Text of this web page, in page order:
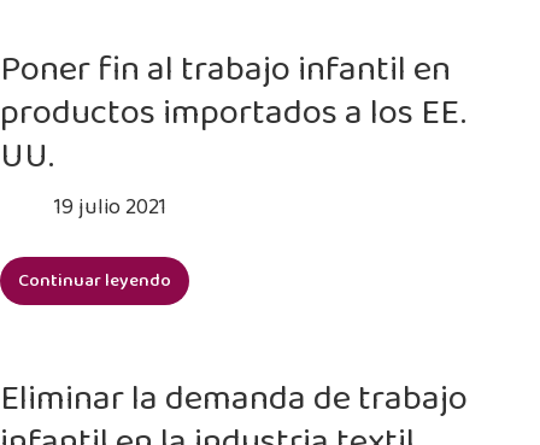
comerciales
la
su
firmantes
del
Pacto
renovar
aumentar
sus
esfuerzos
el
trabajo
Poner fin al trabajo infantil en
productos importados a los EE.
UU.
19 julio 2021
Continuar leyendo
Poner
trabajo
infantil
en
Eliminar la demanda de trabajo